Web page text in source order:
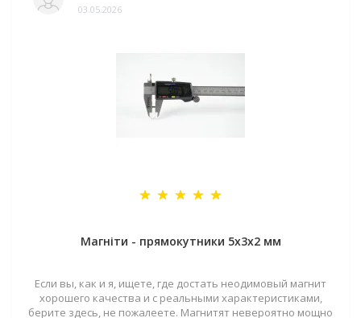
03.05.2026
Магніти - прямокутники 5x3x2 мм
Если вы, как и я, ищете, где достать неодимовый магнит
хорошего качества и с реальными характеристиками,
берите здесь, не пожалеете. Магнитят невероятно мощно